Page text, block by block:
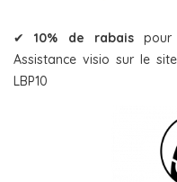
✔10% de rabaispour
Assistance visio sur le site
LBP10